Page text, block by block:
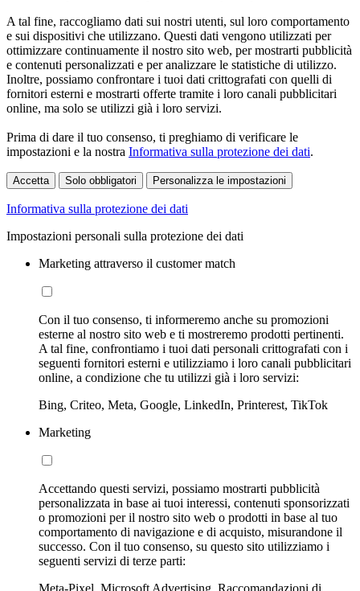
A tal fine, raccogliamo dati sui nostri utenti, sul loro comportamento
e sui dispositivi che utilizzano. Questi dati vengono utilizzati per
ottimizzare continuamente il nostro sito web, per mostrarti pubblicità
e contenuti personalizzati e per analizzare le statistiche di utilizzo.
Inoltre, possiamo confrontare i tuoi dati crittografati con quelli di
fornitori esterni e mostrarti offerte tramite i loro canali pubblicitari
online, ma solo se utilizzi già i loro servizi.
Prima di dare il tuo consenso, ti preghiamo di verificare le
impostazioni e la nostra Informativa sulla protezione dei dati.
Accetta Solo obbligatori Personalizza le impostazioni
Informativa sulla protezione dei dati
Impostazioni personali sulla protezione dei dati
Marketing attraverso il customer match
Con il tuo consenso, ti informeremo anche su promozioni
esterne al nostro sito web e ti mostreremo prodotti pertinenti.
A tal fine, confrontiamo i tuoi dati personali crittografati con i
seguenti fornitori esterni e utilizziamo i loro canali pubblicitari
online, a condizione che tu utilizzi già i loro servizi:
Bing, Criteo, Meta, Google, LinkedIn, Printerest, TikTok
Marketing
Accettando questi servizi, possiamo mostrarti pubblicità
personalizzata in base ai tuoi interessi, contenuti sponsorizzati
o promozioni per il nostro sito web o prodotti in base al tuo
comportamento di navigazione e di acquisto, misurandone il
successo. Con il tuo consenso, su questo sito utilizziamo i
seguenti servizi di terze parti:
Meta-Pixel, Microsoft Advertising, Raccomandazioni di